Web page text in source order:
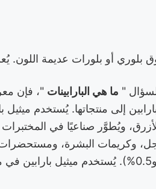
بلوري أو بلورات عديمة اللون.
" ما هي البارابينات "، فإن
إلى منتجاتها. يُستخدم
ويُطوَّر صناعيًا في
وكريمات البشرة، ومستحضرات